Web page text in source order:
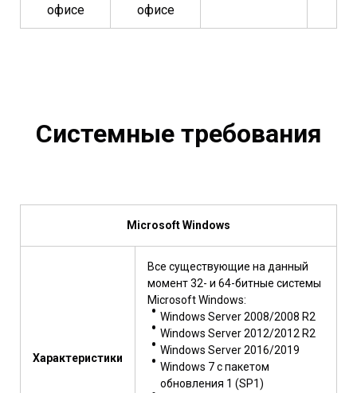
офисе
офисе
Системные требования
Microsoft Windows
Характеристики
Все существующие на данный
момент 32- и 64-битные системы
Microsoft Windows:
Windows Server 2008/2008 R2
Windows Server 2012/2012 R2
Windows Server 2016/2019
Windows 7 с пакетом
обновления 1 (SP1)